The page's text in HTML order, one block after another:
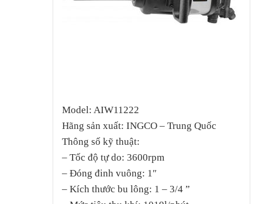
Model: AIW11222
Hãng sản xuất: INGCO – Trung Quốc
Thông số kỹ thuật:
– Tốc độ tự do: 3600rpm
– Đóng đinh vuông: 1″
– Kích thước bu lông: 1 – 3/4 ”